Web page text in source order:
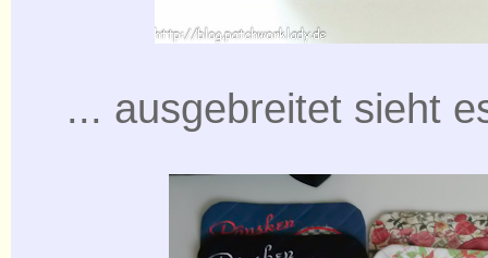
... ausgebreitet sieht